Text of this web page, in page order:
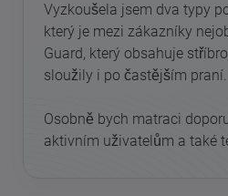
Vyzkoušela jsem dva typy
který je mezi zákazníky
Guard, který obsahuje
sloužily i po častějším praní.
Osobně bych matraci
aktivním uživatelům a také